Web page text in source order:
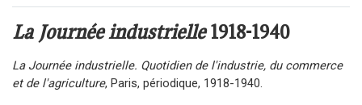
La Journée industrielle1918-1940
La Journée industrielle. Quotidien de l'industrie, du commerce
et de l'agriculture, Paris, périodique, 1918-1940.